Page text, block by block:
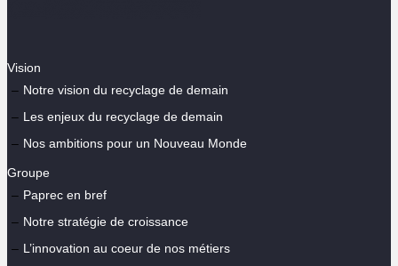
Vision
Notre vision du recyclage de demain
Les enjeux du recyclage de demain
Nos ambitions pour un Nouveau Monde
Groupe
Paprec en bref
Notre stratégie de croissance
L’innovation au coeur de nos métiers